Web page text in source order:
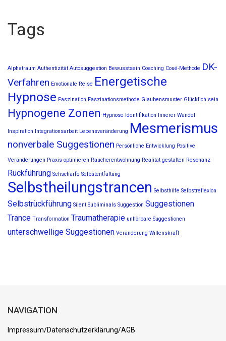
Tags
Alphatraum Authentizität Autosuggestion Bewusstsein Coaching Coué-Methode DK-
Verfahren Emotionale Reise Energetische
Hypnose Faszination Faszinationsmethode Glaubensmuster Glücklich sein
Hypnogene Zonen Hypnose Identifikation Innerer Wandel
Inspiration Integrationsarbeit Lebensveränderung Mesmerismus
nonverbale Suggestionen Persönliche Entwicklung Positive
Veränderungen Praxis optimieren Raucherentwöhnung Realität gestalten Resonanz
Rückführung Sehschärfe Selbstentfaltung
Selbstheilungstrancen Selbsthilfe Selbstreflexion
Selbstrückführung Silent Subliminals Suggestion Suggestionen
Trance Transformation Traumatherapie unhörbare Suggestionen
unterschwellige Suggestionen Veränderung Willenskraft
NAVIGATION
Impressum/Datenschutzerklärung/AGB